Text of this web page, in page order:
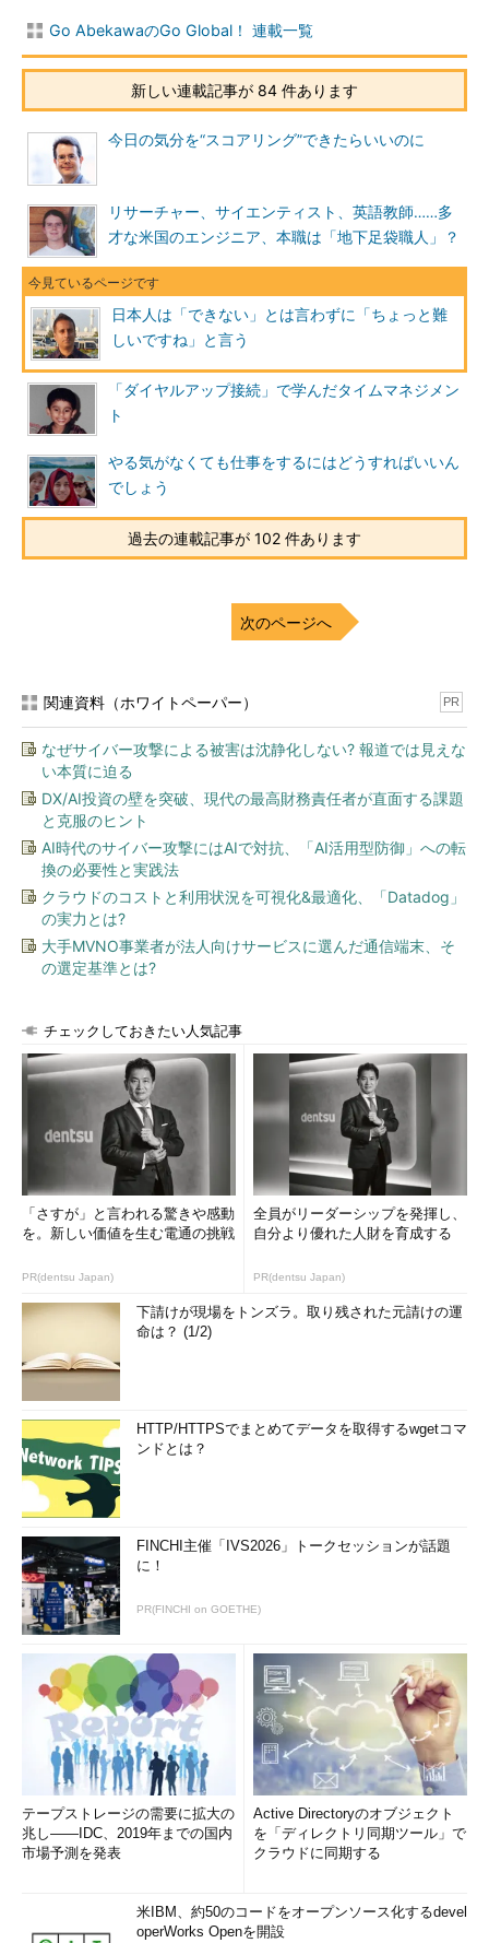
Go AbekawaのGo Global！ 連載一覧
新しい連載記事が 84 件あります
今日の気分を“スコアリング”できたらいいのに
リサーチャー、サイエンティスト、英語教師……多
才な米国のエンジニア、本職は「地下足袋職人」？
日本人は「できない」とは言わずに「ちょっと難
しいですね」と言う
「ダイヤルアップ接続」で学んだタイムマネジメン
ト
やる気がなくても仕事をするにはどうすればいいん
でしょう
過去の連載記事が 102 件あります
次のページへ
関連資料（ホワイトペーパー） PR
なぜサイバー攻撃による被害は沈静化しない? 報道では見えな
い本質に迫る
DX/AI投資の壁を突破、現代の最高財務責任者が直面する課題
と克服のヒント
AI時代のサイバー攻撃にはAIで対抗、「AI活用型防御」への転
換の必要性と実践法
クラウドのコストと利用状況を可視化&最適化、「Datadog」
の実力とは?
大手MVNO事業者が法人向けサービスに選んだ通信端末、そ
の選定基準とは?
チェックしておきたい人気記事
「さすが」と言われる驚きや感動
を。新しい価値を生む電通の挑戦
PR(dentsu Japan)
全員がリーダーシップを発揮し、
自分より優れた人財を育成する
PR(dentsu Japan)
下請けが現場をトンズラ。取り残された元請けの運
命は？ (1/2)
HTTP/HTTPSでまとめてデータを取得するwgetコマ
ンドとは？
FINCHI主催「IVS2026」トークセッションが話題
に！
PR(FINCHI on GOETHE)
テープストレージの需要に拡大の
兆し――IDC、2019年までの国内
市場予測を発表
Active Directoryのオブジェクト
を「ディレクトリ同期ツール」で
クラウドに同期する
米IBM、約50のコードをオープンソース化するdevel
operWorks Openを開設